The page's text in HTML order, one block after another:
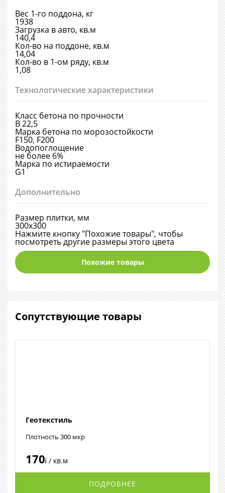
Вес 1-го поддона, кг
1938
Загрузка в авто, кв.м
140,4
Кол-во на поддоне, кв.м
14,04
Кол-во в 1-ом ряду, кв.м
1,08
Технологические характеристики
Класс бетона по прочности
В 22,5
Марка бетона по морозостойкости
F150, F200
Водопоглощение
не более 6%
Марка по истираемости
G1
Дополнительно
Размер плитки, мм
300х300
Нажмите кнопку "Похожие товары", чтобы
посмотреть другие размеры этого цвета
Похожие товары
Сопутствующие товары
Геотекстиль
Плотность 300 мкр
170i / кв.м
ПОДРОБНЕЕ